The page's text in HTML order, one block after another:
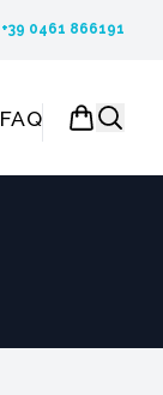
+39 0461 866191
FAQ